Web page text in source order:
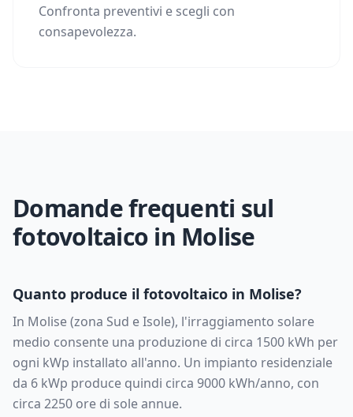
Confronta preventivi e scegli con
consapevolezza.
Domande frequenti sul
fotovoltaico in Molise
Quanto produce il fotovoltaico in Molise?
In Molise(zona Sud e Isole), l'irraggiamento solare
medio consente una produzione di circa 1500 kWh per
ogni kWp installato all'anno. Un impianto residenziale
da 6 kWp produce quindi circa 9000 kWh/anno, con
circa 2250 ore di sole annue.